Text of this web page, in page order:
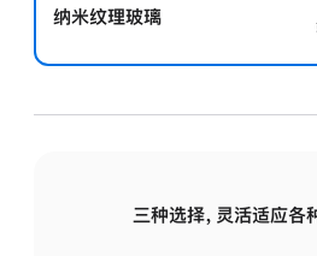
纳米纹理玻璃
三种选择，灵活适应各